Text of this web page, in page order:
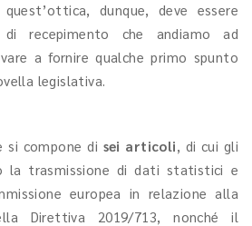
dunque, deve essere
recepimento che andiamo ad
a fornire qualche primo spunto
legislativa.
si compone di sei articoli, di cui gli
la trasmissione di dati statistici e
europea in relazione alla
Direttiva 2019/713, nonché il